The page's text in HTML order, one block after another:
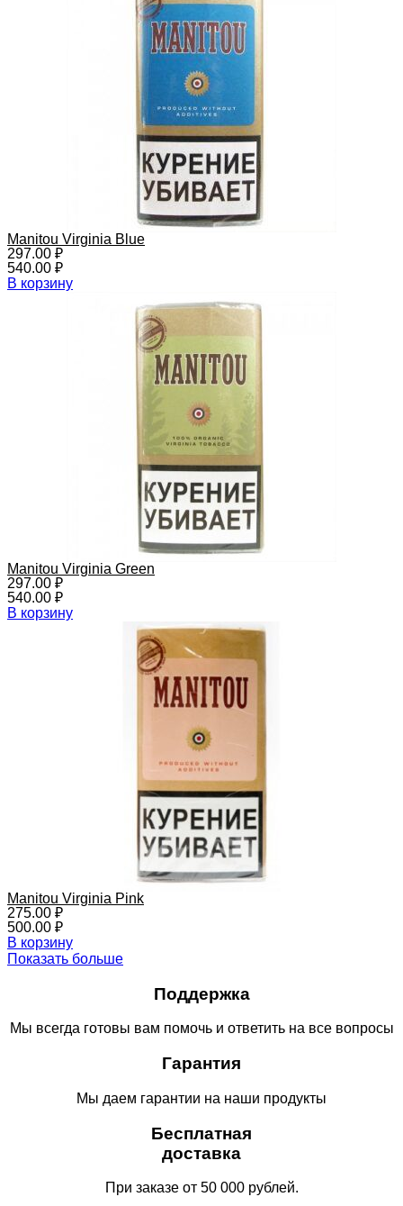
Manitou Virginia Blue
297.00 ₽
540.00 ₽
В корзину
Manitou Virginia Green
297.00 ₽
540.00 ₽
В корзину
Manitou Virginia Pink
275.00 ₽
500.00 ₽
В корзину
Показать больше
Поддержка
Мы всегда готовы вам помочь и ответить на все вопросы
Гарантия
Мы даем гарантии на наши продукты
Бесплатная
доставка
При заказе от 50 000 рублей.